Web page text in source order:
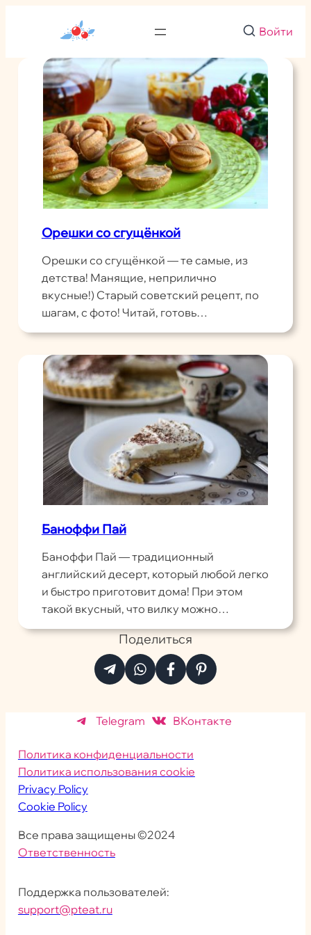
Войти
Орешки со сгущёнкой
Орешки со сгущёнкой — те самые, из
детства! Манящие, неприлично
вкусные!) Старый советский рецепт, по
шагам, с фото! Читай, готовь…
Баноффи Пай
Баноффи Пай — традиционный
английский десерт, который любой легко
и быстро приготовит дома! При этом
такой вкусный, что вилку можно…
Поделиться
Telegram ВКонтакте
Политика конфиденциальности
Политика использования cookie
Privacy Policy
Cookie Policy
Все права защищены ©2024
Ответственность
Поддержка пользователей:
support@pteat.ru